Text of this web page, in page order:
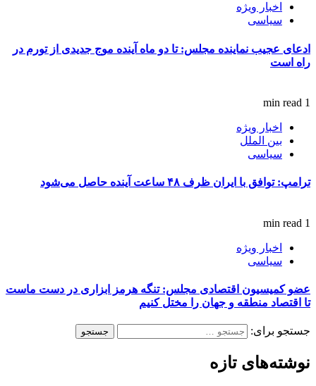
اخبار ویژه
سیاسی
ادعای عجیب نماینده مجلس: تا دو ماه آینده موج جدیدی از تورم در
راه است
1 min read
اخبار ویژه
بین الملل
سیاسی
ترامپ: توافق با ایران ظرف ۴۸ ساعت آینده حاصل می‌شود
1 min read
اخبار ویژه
سیاسی
عضو کمیسیون اقتصادی مجلس: تنگه هرمز ابزاری در دست ماست
تا اقتصاد منطقه و جهان را مختل کنیم
جستجو برای:
نوشته‌های تازه